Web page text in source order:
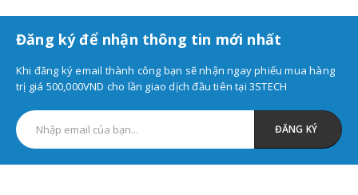
Đăng ký để nhận thông tin mới nhất
Khi đăng ký email thành công bạn sẽ nhận ngay phiếu mua hàng
trị giá 500,000VND cho lần giao dịch đầu tiên tại 3STECH